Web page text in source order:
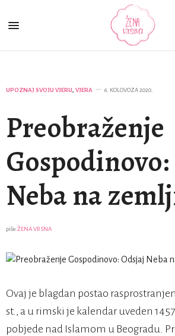
UPOZNAJ SVOJU VJERU, VJERA 6. KOLOVOZA 2020.
Preobraženje
Neba na
piše ŽENA VRSNA
Ovaj je blagdan postao
st., a u rimski je kalendar uveden
pobjede nad Islamom u Beogradu.